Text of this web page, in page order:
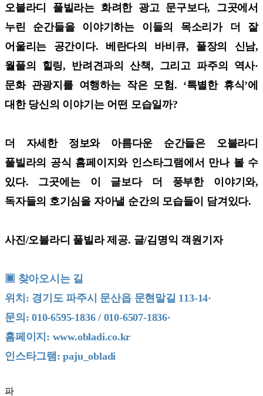
오블라디 풀빌라는 화려한 광고 문구보다, 그곳에서
누린 순간들을 이야기하는 이들의 목소리가 더 잘
어울리는 공간이다. 베란다의 바비큐, 풀장의 신남,
월풀의 힐링, 반려견과의 산책, 그리고 파주의 역사·
문화 관광지를 여행하는 작은 모험. ‘특별한 휴식’에
대한 당신의 이야기는 어떤 모습일까?
더 자세한 정보와 아름다운 순간들은 오블라디
풀빌라의 공식 홈페이지와 인스타그램에서 만나 볼 수
있다. 그곳에는 이 글보다 더 풍부한 이야기와,
독자들의 호기심을 자아낼 순간의 모습들이 담겨있다.
사진/오블라디 풀빌라 제공. 글/김명익 객원기자
▣ 찾아오시는 길
위치: 경기도 파주시 문산읍 문현말길 113-14·
문의: 010-6595-1836 / 010-6507-1836·
홈페이지: www.obladi.co.kr
인스타그램: paju_obladi
파